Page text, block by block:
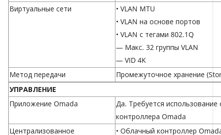
Виртуальные сети
• VLAN MTU
• VLAN на основе портов
• VLAN с тегами 802.1Q
— Макс. 32 группы VLAN
— VID 4K
Метод передачи
Промежуточное хранение
УПРАВЛЕНИЕ
Приложение Omada
Да. Требуется
контроллера Omada
Централизованное
• Облачный контроллер